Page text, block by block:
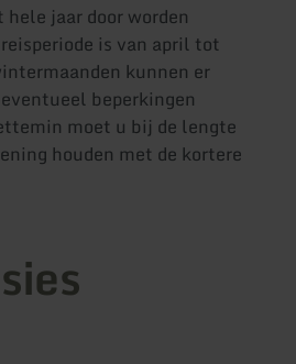
jaar door worden
is van april tot
kunnen er
beperkingen
moet u bij de lengte
houden met de kortere